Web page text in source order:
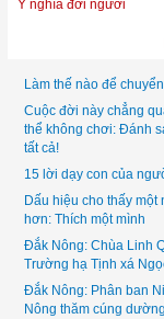
Ý nghĩa đời người
Làm thế nào để
Cuộc đời này chẳng
thể không chơi: Đánh
tất cả!
15 lời dạy con của
Dấu hiệu cho thấy
hơn: Thích một mình
Đắk Nông: Chùa Linh
Trường hạ Tịnh xá
Đắk Nông: Phân ban
Nông thăm cúng